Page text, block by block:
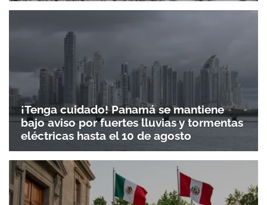
¡Tenga cuidado! Panamá se mantiene
bajo aviso por fuertes lluvias y tormentas
eléctricas hasta el 10 de agosto